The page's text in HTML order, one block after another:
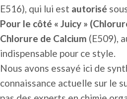
E516), qui lui est autorisé
Pour le côté « Juicy »
Chlorure de Calcium (E509),
indispensable pour ce style.
Nous avons essayé ici de
connaissance actuelle sur le